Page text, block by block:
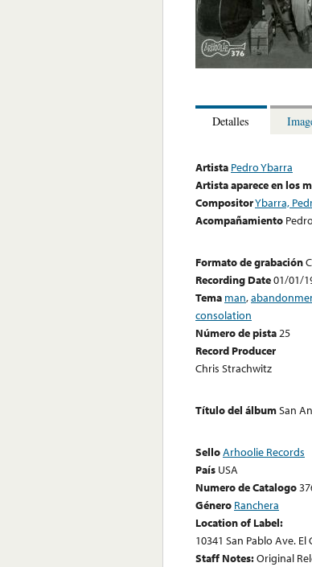
Detalles
Artista Pedro Ybarra
Artista aparece en los
CompositorYbarra,
Acompañamiento
Formato de grabación
Recording Date01/01/
Tema man,
consolation
Número de pista25
Record Producer
Chris Strachwitz
Título del álbumSan
SelloArhoolie Records
País USA
Numero de Catalogo
Género Ranchera
Location of Label:
10341 San Pablo Ave.
Staff Notes:Original